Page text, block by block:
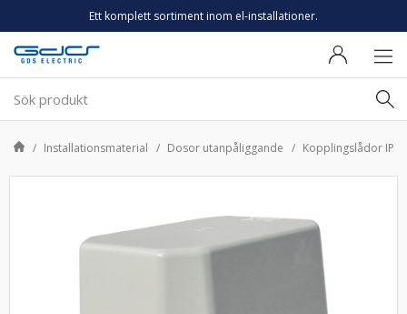
Ett komplett sortiment inom el-installationer.
Installationsmaterial Dosor utanpåliggande Kopplingslådor IP65